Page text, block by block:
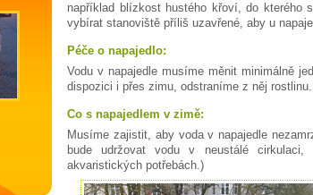
například blízkost hustého křoví, do kterého
vybírat stanoviště příliš uzavřené, aby u
Péče o napajedlo:
Vodu v napajedle musíme měnit minimálně
dispozici i přes zimu, odstraníme z něj rostlinu.
Co s napajedlem v zimě:
Musíme zajistit, aby voda v napajedle
bude udržovat vodu v neustálé
akvaristických potřebách.)